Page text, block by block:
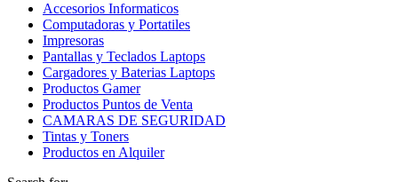
Accesorios Informaticos
Computadoras y Portatiles
Impresoras
Pantallas y Teclados Laptops
Cargadores y Baterias Laptops
Productos Gamer
Productos Puntos de Venta
CAMARAS DE SEGURIDAD
Tintas y Toners
Productos en Alquiler